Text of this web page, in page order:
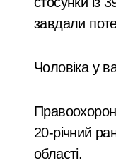
завдали
Чоловіка у
20-річний
області.